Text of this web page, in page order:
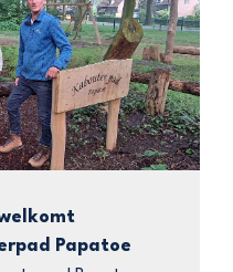
Papatoe